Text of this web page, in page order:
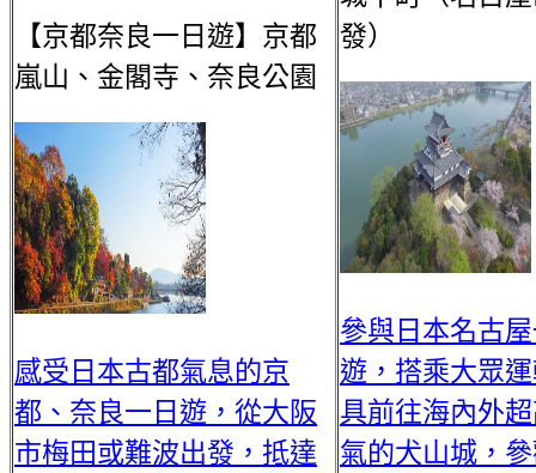
【京都奈良一日遊】京都
嵐山、金閣寺、奈良公園
感受日本古都氣息的京
都、奈良一日遊，從大阪
市梅田或難波出發，抵達
發）
參與日本名古
遊，搭乘大眾
具前往海內外
氣的犬山城，